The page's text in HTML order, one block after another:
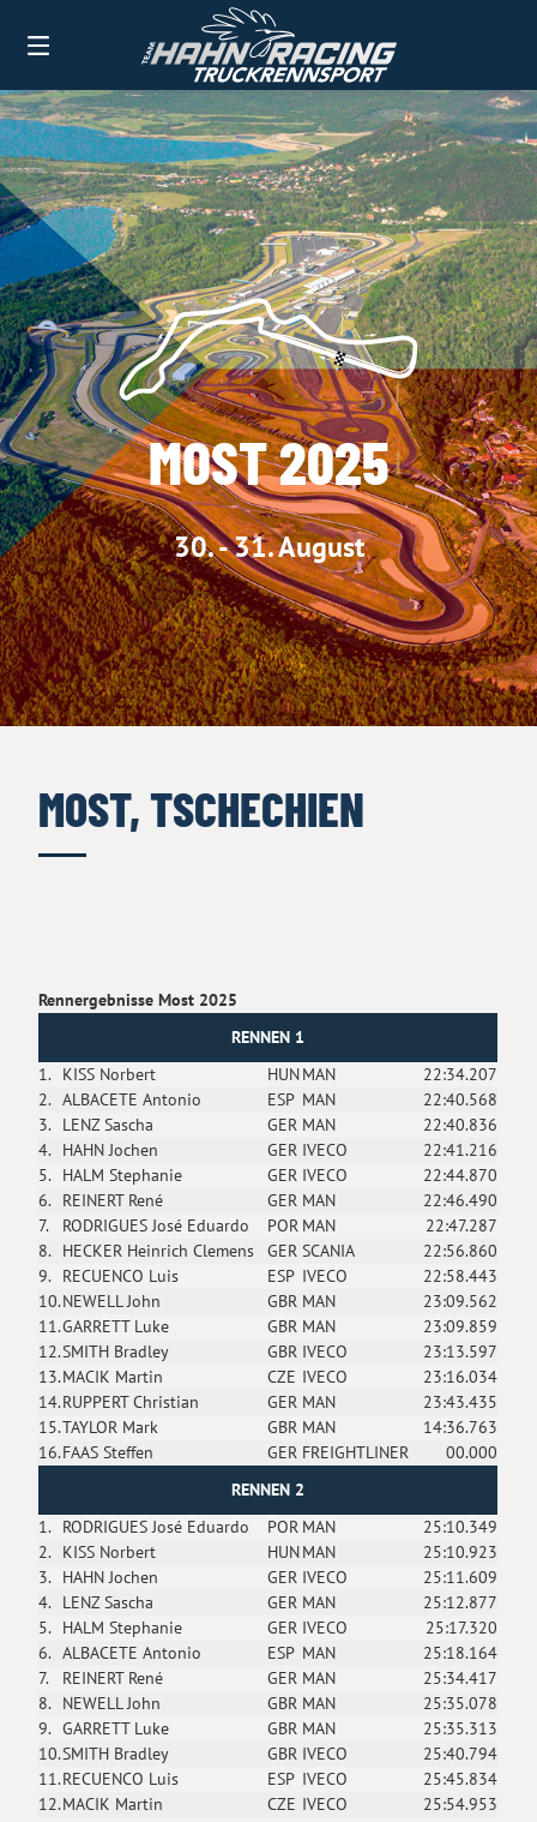
TEAM HAHN RACING
BEVORSTEHENDE RENNEN
MOST 2026
MOST 2025
30. - 31. August
MOST, TSCHECHIEN
Rennergebnisse Most 2025
RENNEN 1
1. KISS Norbert HUNMAN
22:34.207
2. ALBACETE Antonio ESP MAN
22:40.568
3. LENZ Sascha GER MAN
22:40.836
4. HAHN Jochen GER IVECO
22:41.216
5. HALM Stephanie GER IVECO
22:44.870
6. REINERT René GER MAN
22:46.490
7.
RODRIGUES José Eduardo POR MAN
22:47.287
8. HECKER Heinrich Clemens GER SCANIA
22:56.860
9. RECUENCO Luis ESP IVECO
22:58.443
10.NEWELL John GBR MAN
23:09.562
11.GARRETT Luke GBR MAN
23:09.859
12.SMITH Bradley GBR IVECO
23:13.597
13.MACIK Martin CZE IVECO
23:16.034
14.RUPPERT Christian GER MAN
23:43.435
15.TAYLOR Mark GBR MAN
14:36.763
16.FAAS Steffen GER FREIGHTLINER
00.000
RENNEN 2
1. RODRIGUES José Eduardo POR MAN
25:10.349
2. KISS Norbert HUNMAN
25:10.923
3. HAHN Jochen GER IVECO
25:11.609
4. LENZ Sascha GER MAN
25:12.877
5. HALM Stephanie GER IVECO
25:17.320
6. ALBACETE Antonio ESP MAN
25:18.164
7.
REINERT René GER MAN
25:34.417
8. NEWELL John GBR MAN
25:35.078
9. GARRETT Luke GBR MAN
25:35.313
10.SMITH Bradley GBR IVECO
25:40.794
11.RECUENCO Luis ESP IVECO
25:45.834
12.MACIK Martin CZE IVECO
25:54.953